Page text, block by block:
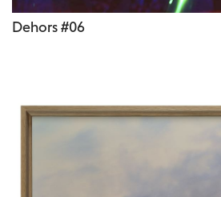
Dehors #06